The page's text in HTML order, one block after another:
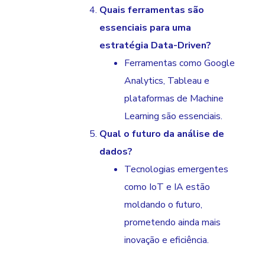
Quais ferramentas são
essenciais para uma
estratégia Data-Driven?
Ferramentas como Google
Analytics, Tableau e
plataformas de Machine
Learning são essenciais.
Qual o futuro da análise de
dados?
Tecnologias emergentes
como IoT e IA estão
moldando o futuro,
prometendo ainda mais
inovação e eficiência.